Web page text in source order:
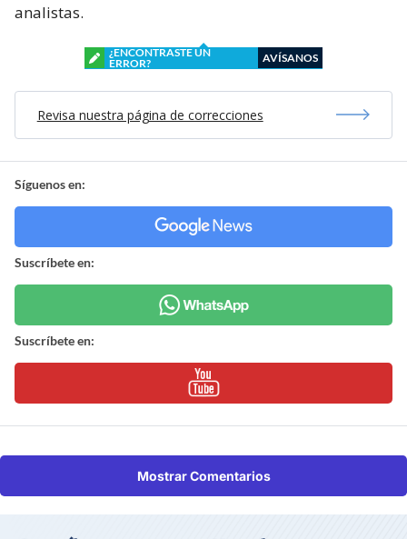
analistas.
¿ENCONTRASTE UN
ERROR?
AVÍSANOS
Revisa nuestra página de correcciones
Síguenos en:
Suscríbete en:
Suscríbete en:
Mostrar Comentarios